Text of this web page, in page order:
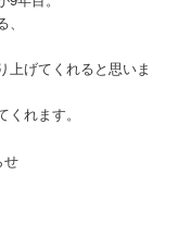
上げてくれると思いま
れます。
せ